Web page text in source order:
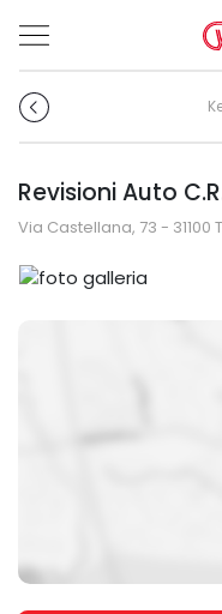
Revisioni Auto
Via Castellana, 73 - 31100